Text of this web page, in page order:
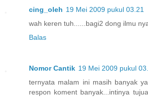
cing_oleh 19 Mei 2009 pukul 03.21
wah keren tuh......bagi2 dong ilmu
Balas
Nomor Cantik 19 Mei 2009 pukul
ternyata malam ini masih banyak
respon koment banyak...intinya